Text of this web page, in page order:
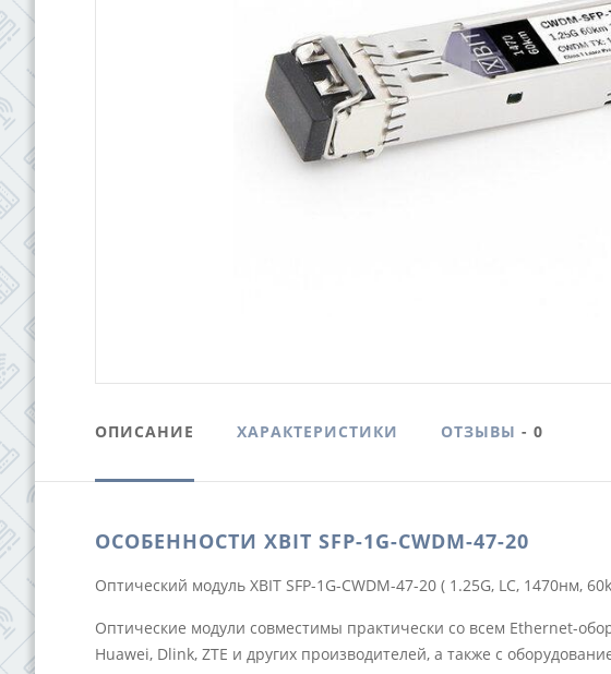
ОПИСАНИЕ ХАРАКТЕРИСТИКИ ОТЗЫВЫ - 0
ОСОБЕННОСТИ XBIT SFP-1G-CWDM-47-20
Оптический модуль XBIT SFP-1G-CWDM-47-20 ( 1.25G, LC, 1470нм,
Оптические модули совместимы практически со всем Ethernet-
Huawei, Dlink, ZTE и других производителей, а также с